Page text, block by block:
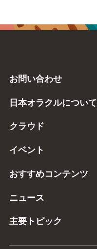
お問い合わせ
日本オラクルについて
クラウド
イベント
おすすめコンテンツ
ニュース
主要トピック